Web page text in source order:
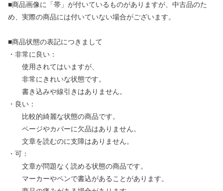
■商品画像に「帯」が付いているものがありますが、中古品のた
め、実際の商品には付いていない場合がございます。
■商品状態の表記につきまして
・非常に良い：
使用されてはいますが、
非常にきれいな状態です。
書き込みや線引きはありません。
・良い：
比較的綺麗な状態の商品です。
ページやカバーに欠品はありません。
文章を読むのに支障はありません。
・可：
文章が問題なく読める状態の商品です。
マーカーやペンで書込があることがあります。